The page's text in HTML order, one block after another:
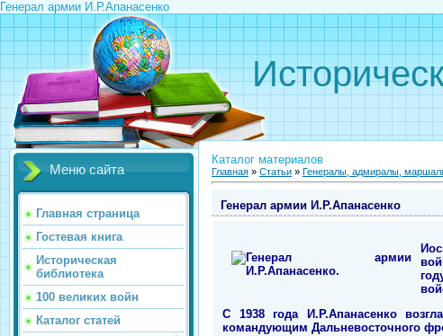
Генерал армии И.Р.Апанасенко
Меню сайта
Главная страница
Гостевая книга
Историческая
библиотека
100 великих войн
Каталог статей
Каталог материалов
Главная » Статьи » Генералы, адмиралы,
Генерал армии И.Р.Апанасенко
С 1938 года И.Р.Апанасенко
командующим Дальневосточного